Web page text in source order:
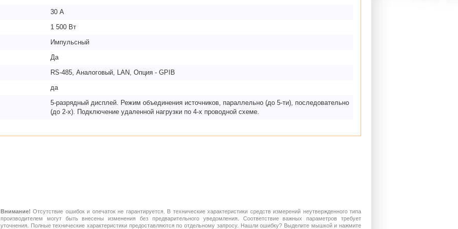
30 А
1 500 Вт
Импульсный
Да
RS-485, Аналоговый, LAN, Опция - GPIB
да
5-разрядный дисплей. Режим объединения источников, параллельно (до 5-ти), последовательно
(до 2-х). Подключение удаленной нагрузки по 4-х проводной схеме.
Внимание! Отсутствие ошибок и опечаток не гарантируется. В технические характеристики средств измерений неутвержденного типа
производителем могут быть внесены изменения без предварительного уведомления. Соответствие важных параметров требует
уточнения. Полные технические характеристики предоставляются по отдельному запросу. Нашли ошибку? Выделите мышкой и нажмите